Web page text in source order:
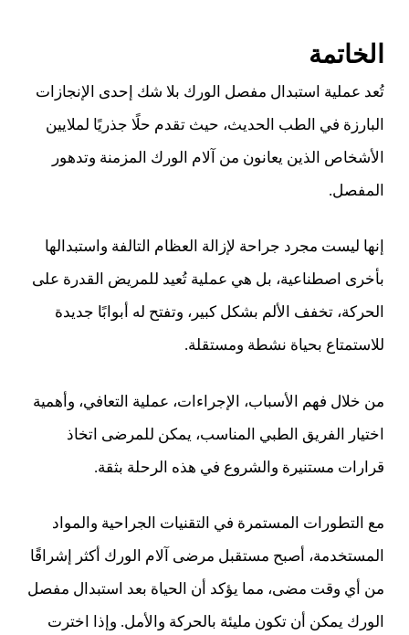
الخاتمة
تُعد عملية استبدال مفصل الورك بلا شك إحدى الإنجازات
البارزة في الطب الحديث، حيث تقدم حلًا جذريًا لملايين
الأشخاص الذين يعانون من آلام الورك المزمنة وتدهور
المفصل.
إنها ليست مجرد جراحة لإزالة العظام التالفة واستبدالها
بأخرى اصطناعية، بل هي عملية تُعيد للمريض القدرة على
الحركة، تخفف الألم بشكل كبير، وتفتح له أبوابًا جديدة
للاستمتاع بحياة نشطة ومستقلة.
من خلال فهم الأسباب، الإجراءات، عملية التعافي، وأهمية
اختيار الفريق الطبي المناسب، يمكن للمرضى اتخاذ
قرارات مستنيرة والشروع في هذه الرحلة بثقة.
مع التطورات المستمرة في التقنيات الجراحية والمواد
المستخدمة، أصبح مستقبل مرضى آلام الورك أكثر إشراقًا
من أي وقت مضى، مما يؤكد أن الحياة بعد استبدال مفصل
الورك يمكن أن تكون مليئة بالحركة والأمل. وإذا اخترت